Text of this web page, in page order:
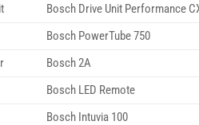
Bosch Drive Unit Performance
Bosch PowerTube 750
Bosch 2A
Bosch LED Remote
Bosch Intuvia 100